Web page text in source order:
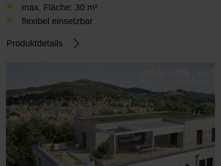
max. Fläche: 30 m²
flexibel einsetzbar
Produktdetails